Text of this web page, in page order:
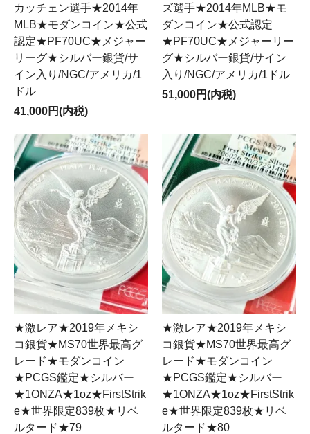
カッチェン選手★2014年
MLB★モダンコイン★公式
認定★PF70UC★メジャー
リーグ★シルバー銀貨/サ
イン入り/NGC/アメリカ/1
ドル
41,000円(内税)
ズ選手★2014年MLB★モ
ダンコイン★公式認定
★PF70UC★メジャーリー
グ★シルバー銀貨/サイン
入り/NGC/アメリカ/1ドル
51,000円(内税)
★激レア★2019年メキシ
コ銀貨★MS70世界最高グ
レード★モダンコイン
★PCGS鑑定★シルバー
★1ONZA★1oz★FirstStrik
e★世界限定839枚★リベ
ルタード★79
★激レア★2019年メキシ
コ銀貨★MS70世界最高グ
レード★モダンコイン
★PCGS鑑定★シルバー
★1ONZA★1oz★FirstStrik
e★世界限定839枚★リベ
ルタード★80